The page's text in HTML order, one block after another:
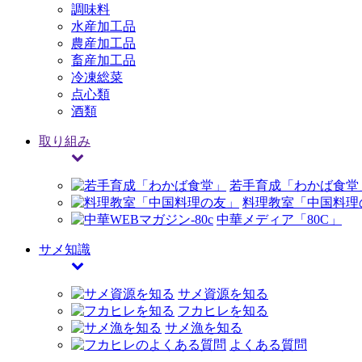
調味料
水産加工品
農産加工品
畜産加工品
冷凍総菜
点心類
酒類
取り組み
若手育成「わかば食堂
料理教室「中国料理
中華メディア「80C」
サメ知識
サメ資源を知る
フカヒレを知る
サメ漁を知る
よくある質問